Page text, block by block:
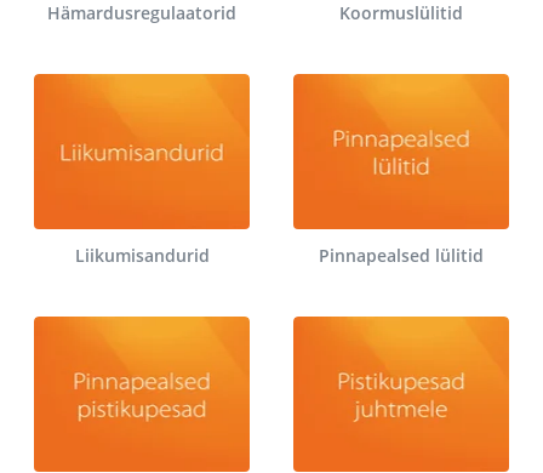
Hämardusregulaatorid Koormuslülitid
Liikumisandurid Pinnapealsed lülitid